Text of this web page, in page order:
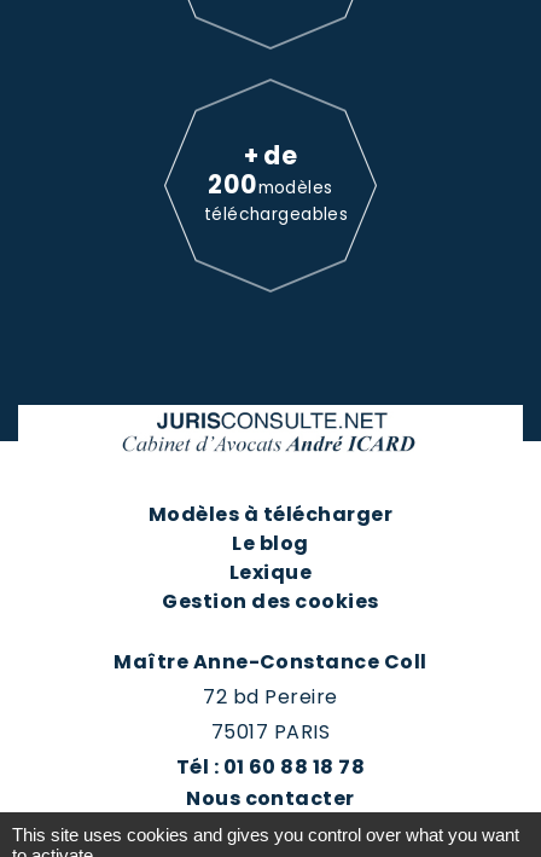
+ de
200modèles
téléchargeables
Modèles à télécharger
Le blog
Lexique
Gestion des cookies
Maître Anne-Constance Coll
72 bd Pereire
75017 PARIS
Tél : 01 60 88 18 78
Nous contacter
Prendre rendez-vous
This site uses cookies and gives you control over what you want